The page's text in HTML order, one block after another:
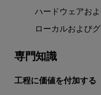
ハードウェアお
ローカルおよび
専門知識
工程に価値を付加する